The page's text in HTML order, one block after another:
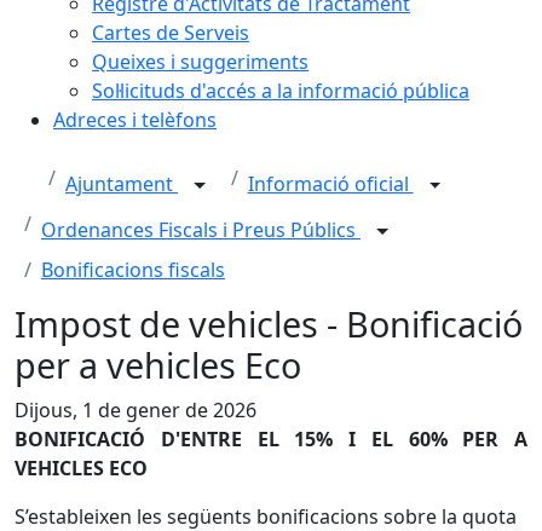
Cartes de Serveis
Queixes i suggeriments
Sol·licituds d'accés a la informació pública
Adreces i telèfons
Ajuntament
Informació oficial
Ordenances Fiscals i Preus Públics
Bonificacions fiscals
Impost de vehicles - Bonificació
per a vehicles Eco
Dijous, 1 de gener de 2026
BONIFICACIÓ D'ENTRE EL 15% I EL 60% PER A
VEHICLES ECO
S’estableixen les següents bonificacions sobre la quota